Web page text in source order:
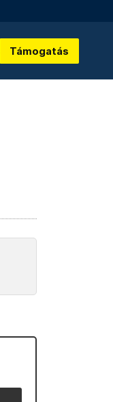
Támogatás